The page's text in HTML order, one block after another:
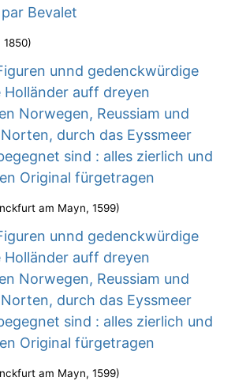
Bevalet
1850)
unnd gedenckwürdige
Holländer auff dreyen
Norwegen, Reussiam und
durch das Eyssmeer
sind : alles zierlich und
Original fürgetragen
am Mayn, 1599)
unnd gedenckwürdige
Holländer auff dreyen
Norwegen, Reussiam und
durch das Eyssmeer
sind : alles zierlich und
Original fürgetragen
am Mayn, 1599)